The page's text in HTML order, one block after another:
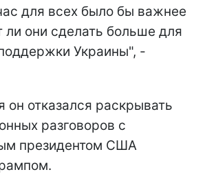
для всех было бы важнее
ли они сделать больше для
Украины", -
он отказался раскрывать
разговоров с
президентом США